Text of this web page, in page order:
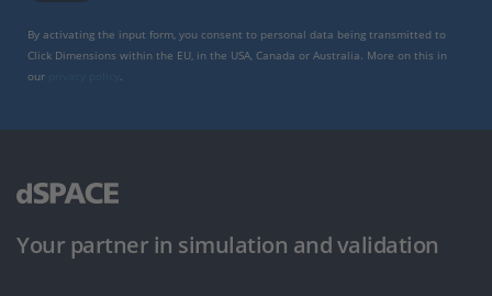
By activating the input form, you consent to personal data being transmitted to
Click Dimensions within the EU, in the USA, Canada or Australia. More on this in
our
Your partner in simulation and validation